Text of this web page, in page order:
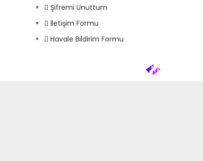
Şifremi Unuttum
İletişim Formu
Havale Bildirim Formu